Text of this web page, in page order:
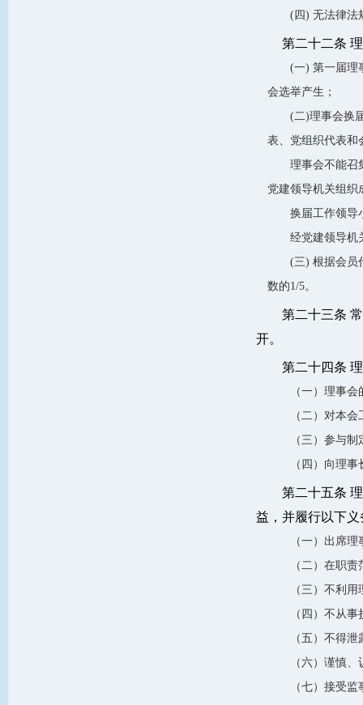
(四) 无法律法
第二十二条
(一) 第一届理
会选举产生；
(二)理事会换
表、党组织代表和
理事会不能召
党建领导机关组织
换届工作领导
经党建领导机
(三) 根据会员
数的1/5。
第二十三条
开。
第二十四条
（一）理事
（二）对本
（三）参与
（四）向理
第二十五条
益，并履行以下义
（一）出席
（二）在职
（三）不利
（四）不从
（五）不得
（六）谨慎
（七）接受